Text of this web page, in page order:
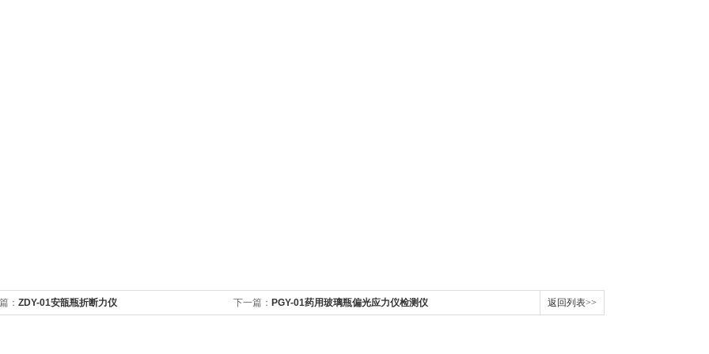
： ZDY-01安瓿瓶折断力仪 下一篇： PGY-01药用玻璃瓶偏光应力仪检测仪 返回列表>>